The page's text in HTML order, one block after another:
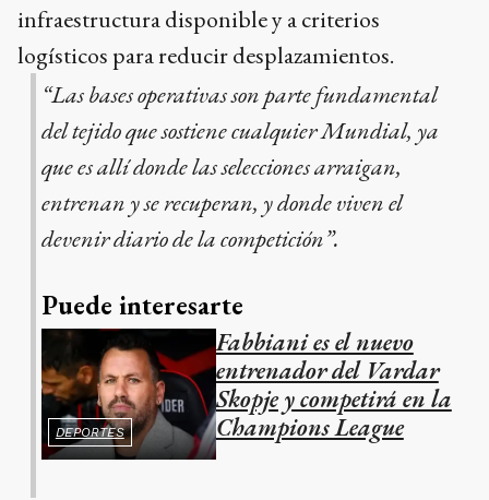
infraestructura disponible y a criterios
logísticos para reducir desplazamientos.
“Las bases operativas son parte fundamental
del tejido que sostiene cualquier Mundial, ya
que es allí donde las selecciones arraigan,
entrenan y se recuperan, y donde viven el
devenir diario de la competición”.
Puede interesarte
DEPORTES
Fabbiani es el nuevo
entrenador del Vardar
Skopje y competirá en la
Champions League